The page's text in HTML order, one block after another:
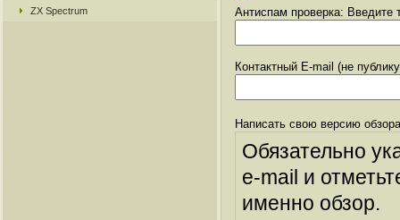
ZX Spectrum Антиспам проверка: Введите
Контактный E-mail (не
Написать свою версию
Обязательно
e-mail и
именно обзор.